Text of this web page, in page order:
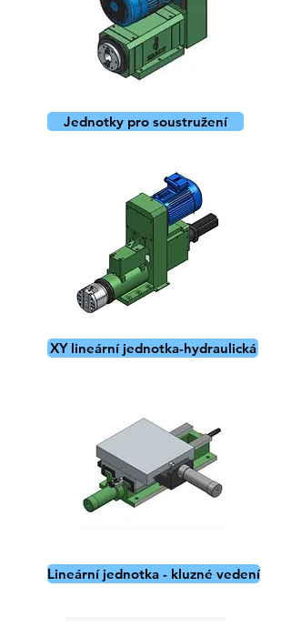
Jednotky pro soustružení
XY lineární jednotka-hydraulická
Lineární jednotka - kluzné vedení